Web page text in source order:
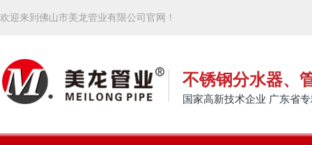
欢迎来到佛山市美龙管业有限公司官网！
不锈钢分水器、
国家高新技术企业 广东省